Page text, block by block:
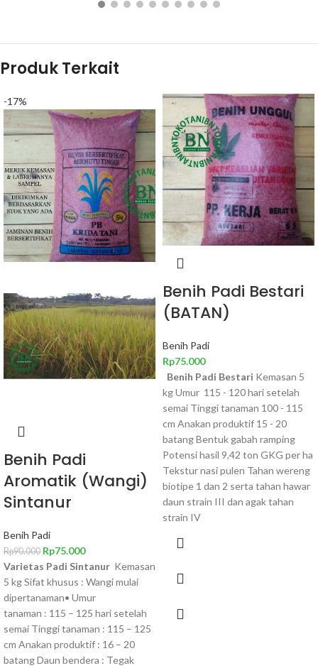
BELI PRODUK
Produk Terkait
-17%
Benih Padi
Aromatik (Wangi)
Sintanur
Benih Padi
Rp90.000 Rp75.000
Varietas Padi Sintanur Kemasan
5 kg Sifat khusus : Wangi mulai
dipertanaman• Umur
tanaman : 115 – 125 hari setelah
semai Tinggi tanaman : 115 – 125
cm Anakan produktif : 16 – 20
batang Daun bendera : Tegak
Benih Padi Bestari
(BATAN)
Benih Padi
Rp75.000
Benih Padi Bestari Kemasan 5
kg Umur 115 - 120 hari setelah
semai Tinggi tanaman 100 - 115
cm Anakan produktif 15 - 20
batang Bentuk gabah ramping
Potensi hasil 9,42 ton GKG per ha
Tekstur nasi pulen Tahan wereng
biotipe 1 dan 2 serta tahan hawar
daun strain III dan agak tahan
strain IV